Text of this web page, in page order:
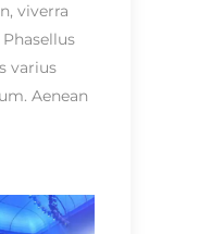
viverra
varius
Aenean